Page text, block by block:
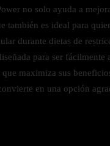
no solo ayuda a
también es ideal para
durante dietas de
para ser fácilmente
maximiza sus
en una opción